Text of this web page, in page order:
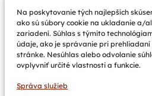
Na poskytovanie tých najlepších
ako sú súbory cookie na ukladanie a/
zariadení. Súhlas s týmito
údaje, ako je správanie pri
stránke. Nesúhlas alebo odvolanie
ovplyvniť určité vlastnosti a funkcie.
Správa služieb
Aktuality
Charita bez hraníc: Stretnutie
charity a Krakowskej
nové pohľady na fundraising
Nové petangové ihrisko
pohyb a komunitu